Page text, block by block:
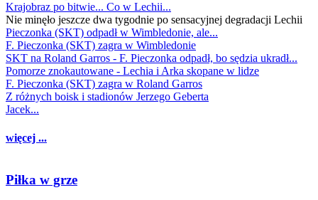
Krajobraz po bitwie... Co w Lechii...
Nie minęło jeszcze dwa tygodnie po sensacyjnej degradacji Lechii
Pieczonka (SKT) odpadł w Wimbledonie, ale...
F. Pieczonka (SKT) zagra w Wimbledonie
SKT na Roland Garros - F. Pieczonka odpadł, bo sędzia ukradł...
Pomorze znokautowane - Lechia i Arka skopane w lidze
F. Pieczonka (SKT) zagra w Roland Garros
Z różnych boisk i stadionów Jerzego Geberta
Jacek...
więcej ...
Piłka w grze